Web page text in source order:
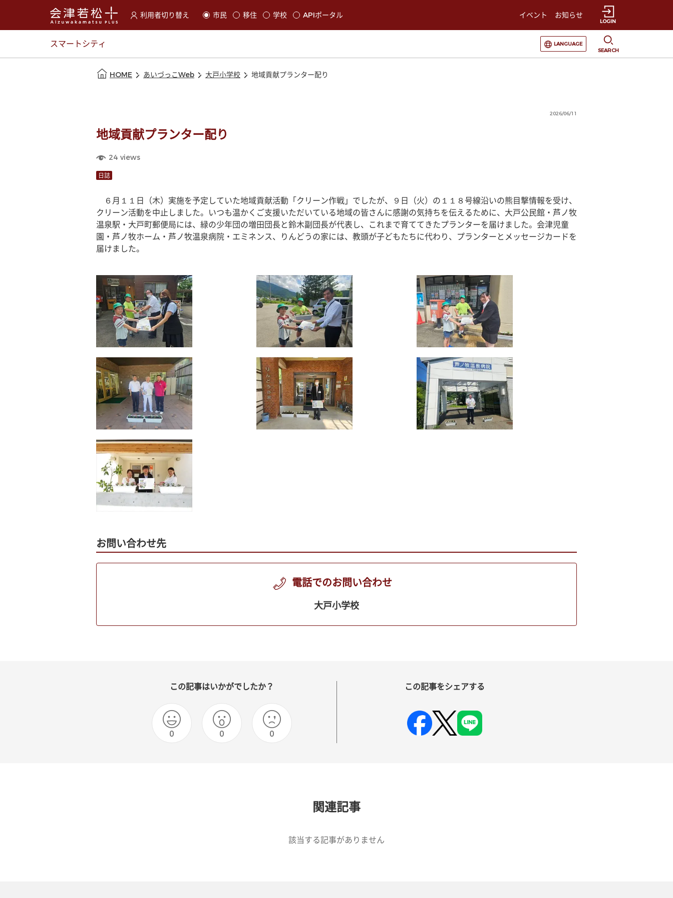
利用者切り替え
選択すると利用者の切替が発生します
市民 移住 学校 APIポータル イベント お知らせ
LOGIN
スマートシティ
選択すると言語の切替が発生します
LANGUAGE
SEARCH
HOME あいづっこWeb 大戸小学校 地域貢献プランター配り
2026/06/11
地域貢献プランター配り
24 views
日誌
６月１１日（木）実施を予定していた地域貢献活動「クリーン作戦」でしたが、９日（火）の１１８号線沿いの熊目撃情報を受け、
クリーン活動を中止しました。いつも温かくご支援いただいている地域の皆さんに感謝の気持ちを伝えるために、大戸公民館・芦ノ牧
温泉駅・大戸町郵便局には、緑の少年団の増田団長と鈴木副団長が代表し、これまで育ててきたプランターを届けました。会津児童
園・芦ノ牧ホーム・芦ノ牧温泉病院・エミネンス、りんどうの家には、教頭が子どもたちに代わり、プランターとメッセージカードを
届けました。
お問い合わせ先
電話でのお問い合わせ
大戸小学校
この記事はいかがでしたか？
0 0 0
この記事をシェアする
関連記事
該当する記事がありません